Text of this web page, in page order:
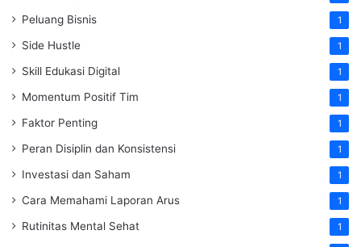
Peluang Bisnis 1
Side Hustle 1
Skill Edukasi Digital 1
Momentum Positif Tim 1
Faktor Penting 1
Peran Disiplin dan Konsistensi 1
Investasi dan Saham 1
Cara Memahami Laporan Arus 1
Rutinitas Mental Sehat 1